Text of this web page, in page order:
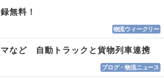
無料！
物流ウィークリー
など 自動トラックと貨物列車連携
ブログ・物流ニュース